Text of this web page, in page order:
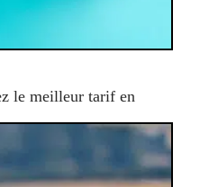
le meilleur tarif en